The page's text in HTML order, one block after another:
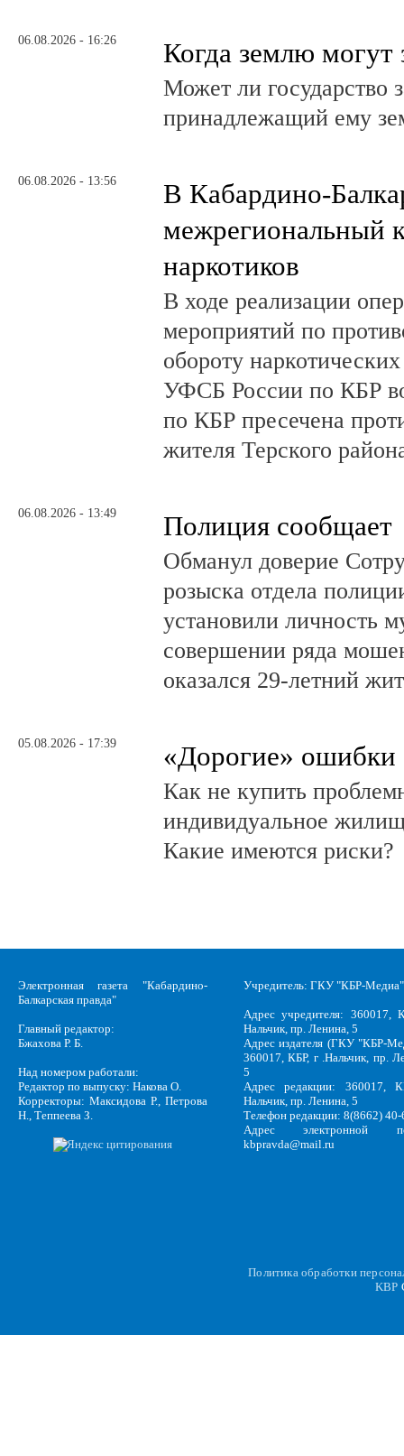
06.08.2026 - 16:26 Когда землю могут
Может ли государство
принадлежащий ему
06.08.2026 - 13:56
В Кабардино-
межрегиональный
наркотиков
В ходе реализации
мероприятий по
обороту
УФСБ России по КБР
по КБР пресечена
жителя Терского
06.08.2026 - 13:49 Полиция сообщает
Обманул доверие
розыска отдела
установили личность
совершении ряда
оказался 29-летний
05.08.2026 - 17:39 «Дорогие» ошибки
Как не купить
индивидуальное
Какие имеются риски?
Электронная газета "Кабардино-
Балкарская правда"
Главный редактор:
Бжахова Р. Б.
Над номером работали:
Редактор по выпуску: Накова О.
Корректоры: Максидова Р., Петрова
Н., Теппеева З.
Учредитель: ГКУ "КБР-Медиа"
Адрес учредителя: 360017,
Нальчик, пр. Ленина, 5
Адрес издателя (ГКУ "КБР-
360017, КБР, г .Нальчик, пр.
5
Адрес редакции: 360017,
Нальчик, пр. Ленина, 5
Телефон редакции: 8(8662)
Адрес электронной
kbpravda@mail.ru
Политика обработки
KBP